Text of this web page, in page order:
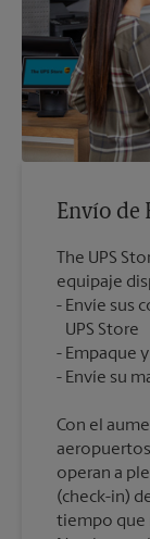
Envío de
The UPS
equipaje
Envíe sus
UPS Store
Empaque
Con el
operan a
(check-in)
tiempo que